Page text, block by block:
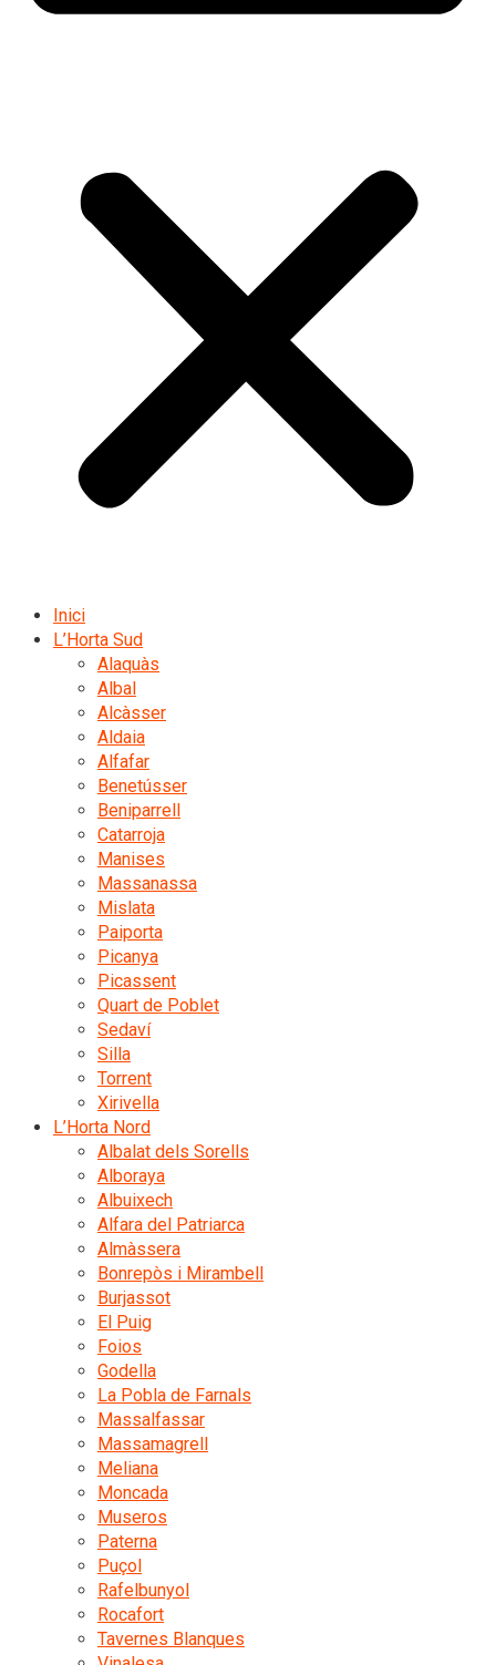
Inici
L’Horta Sud
Alaquàs
Albal
Alcàsser
Aldaia
Alfafar
Benetússer
Beniparrell
Catarroja
Manises
Massanassa
Mislata
Paiporta
Picanya
Picassent
Quart de Poblet
Sedaví
Silla
Torrent
Xirivella
L’Horta Nord
Albalat dels Sorells
Alboraya
Albuixech
Alfara del Patriarca
Almàssera
Bonrepòs i Mirambell
Burjassot
El Puig
Foios
Godella
La Pobla de Farnals
Massalfassar
Massamagrell
Meliana
Moncada
Museros
Paterna
Puçol
Rafelbunyol
Rocafort
Tavernes Blanques